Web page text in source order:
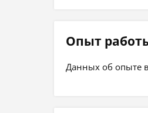
Опыт
Данных об опыте